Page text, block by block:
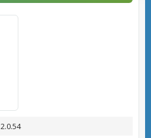
2.0.54